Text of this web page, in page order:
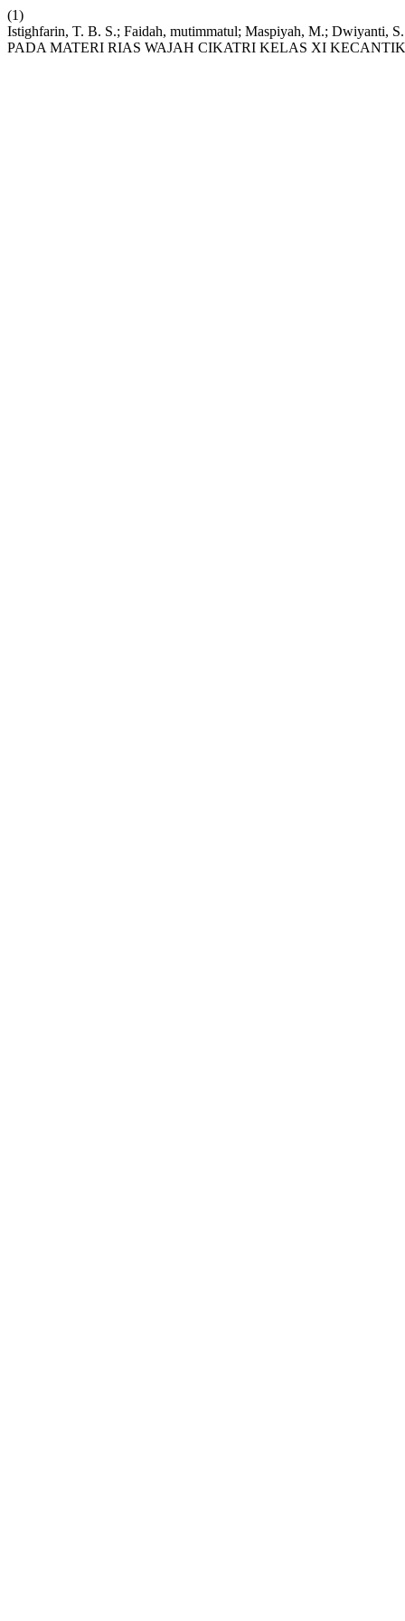
(1)
Istighfarin, T. B. S.; Faidah, mutimmatul; Maspiyah, M.;
PADA MATERI RIAS WAJAH CIKATRI KELAS XI